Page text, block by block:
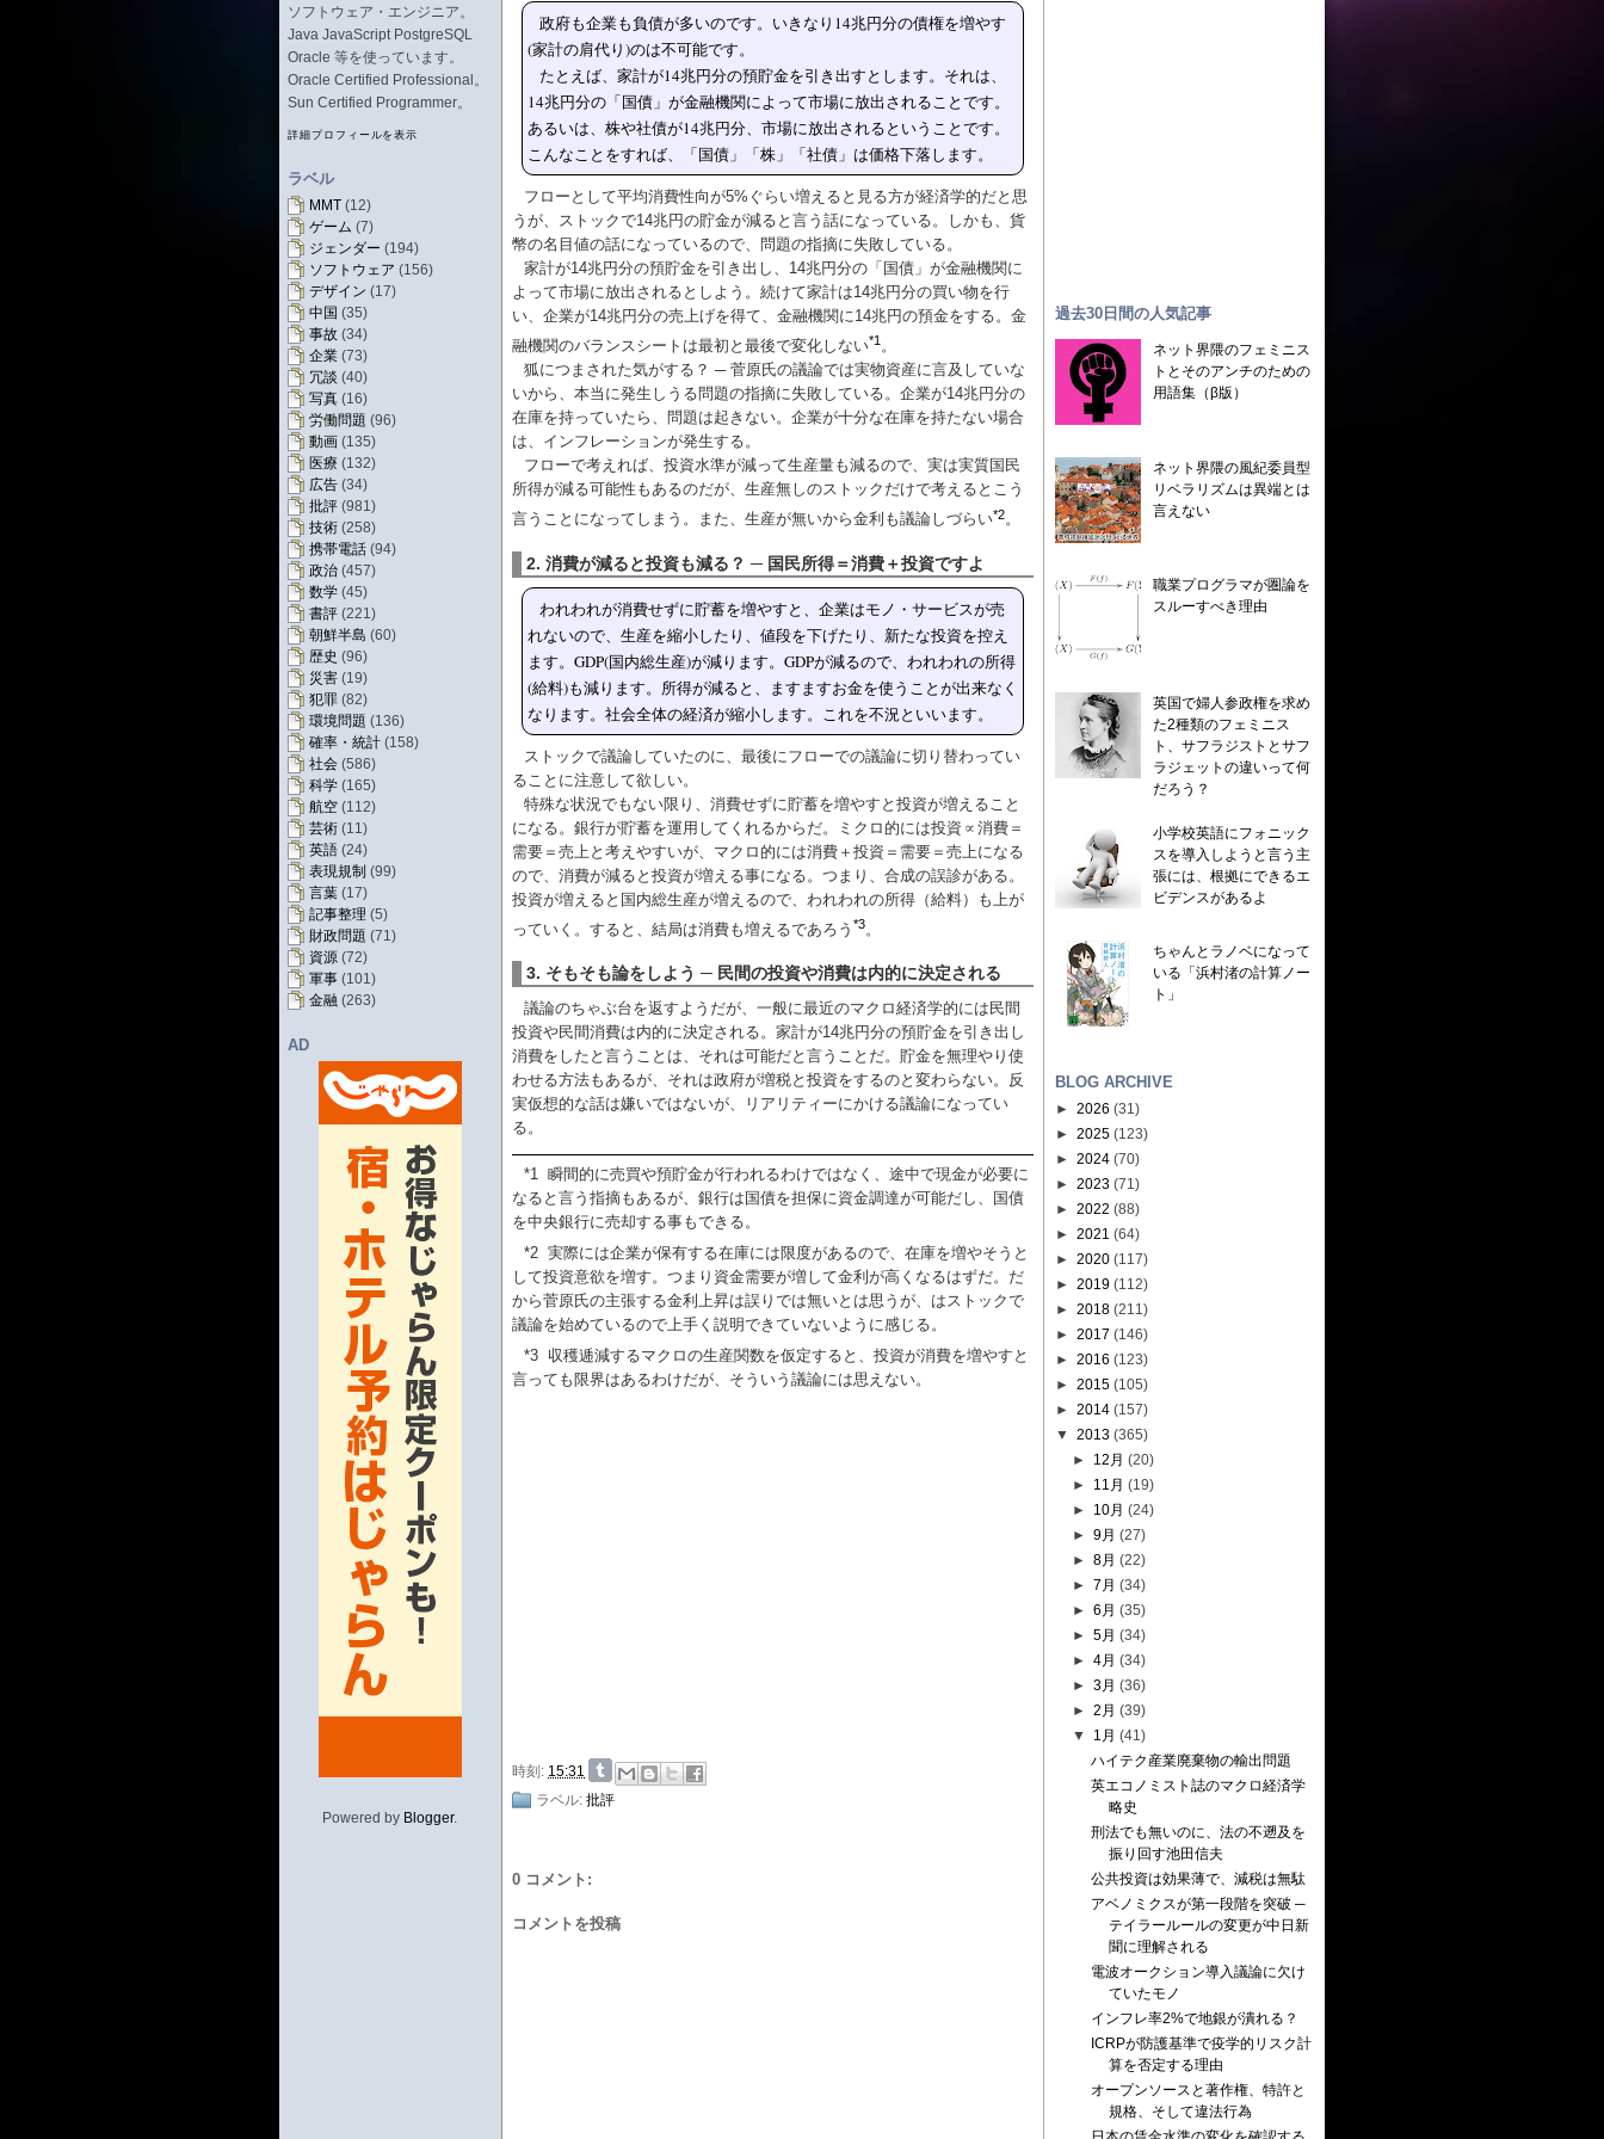
ソフトウェア・エンジニア。
Java JavaScript PostgreSQL
Oracle 等を使っています。
Oracle Certified Professional。
Sun Certified Programmer。
詳細プロフィールを表示
ラベル
MMT (12)
ゲーム (7)
ジェンダー (194)
ソフトウェア (156)
デザイン (17)
中国 (35)
事故 (34)
企業 (73)
冗談 (40)
写真 (16)
労働問題 (96)
動画 (135)
医療 (132)
広告 (34)
批評 (981)
技術 (258)
携帯電話 (94)
政治 (457)
数学 (45)
書評 (221)
朝鮮半島 (60)
歴史 (96)
災害 (19)
犯罪 (82)
環境問題 (136)
確率・統計 (158)
社会 (586)
科学 (165)
航空 (112)
芸術 (11)
英語 (24)
表現規制 (99)
言葉 (17)
記事整理 (5)
財政問題 (71)
資源 (72)
軍事 (101)
金融 (263)
AD
Powered by Blogger.
政府も企業も負債が多いのです。いきなり14兆円分の債権を増やす
(家計の肩代り)のは不可能です。
たとえば、家計が14兆円分の預貯金を引き出すとします。それは、
14兆円分の「国債」が金融機関によって市場に放出されることです。
あるいは、株や社債が14兆円分、市場に放出されるということです。
こんなことをすれば、「国債」「株」「社債」は価格下落します。
フローとして平均消費性向が5%ぐらい増えると見る方が経済学的だと思
うが、ストックで14兆円の貯金が減ると言う話になっている。しかも、貨
幣の名目値の話になっているので、問題の指摘に失敗している。
家計が14兆円分の預貯金を引き出し、14兆円分の「国債」が金融機関に
よって市場に放出されるとしよう。続けて家計は14兆円分の買い物を行
い、企業が14兆円分の売上げを得て、金融機関に14兆円の預金をする。金
融機関のバランスシートは最初と最後で変化しない*1 。
狐につまされた気がする？ ─ 菅原氏の議論では実物資産に言及していな
いから、本当に発生しうる問題の指摘に失敗している。企業が14兆円分の
在庫を持っていたら、問題は起きない。企業が十分な在庫を持たない場合
は、インフレーションが発生する。
フローで考えれば、投資水準が減って生産量も減るので、実は実質国民
所得が減る可能性もあるのだが、生産無しのストックだけで考えるとこう
言うことになってしまう。また、生産が無いから金利も議論しづらい*2。
2. 消費が減ると投資も減る？ ─ 国民所得＝消費＋投資ですよ
われわれが消費せずに貯蓄を増やすと、企業はモノ・サービスが売
れないので、生産を縮小したり、値段を下げたり、新たな投資を控え
ます。GDP(国内総生産)が減ります。GDPが減るので、われわれの所得
(給料)も減ります。所得が減ると、ますますお金を使うことが出来なく
なります。社会全体の経済が縮小します。これを不況といいます。
ストックで議論していたのに、最後にフローでの議論に切り替わってい
ることに注意して欲しい。
特殊な状況でもない限り、消費せずに貯蓄を増やすと投資が増えること
になる。銀行が貯蓄を運用してくれるからだ。ミクロ的には投資∝消費＝
需要＝売上と考えやすいが、マクロ的には消費＋投資＝需要＝売上になる
ので、消費が減ると投資が増える事になる。つまり、合成の誤診がある。
投資が増えると国内総生産が増えるので、われわれの所得（給料）も上が
っていく。すると、結局は消費も増えるであろう *3。
3. そもそも論をしよう ─ 民間の投資や消費は内的に決定される
議論のちゃぶ台を返すようだが、一般に最近のマクロ経済学的には民間
投資や民間消費は内的に決定される。家計が14兆円分の預貯金を引き出し
消費をしたと言うことは、それは可能だと言うことだ。貯金を無理やり使
わせる方法もあるが、それは政府が増税と投資をするのと変わらない。反
実仮想的な話は嫌いではないが、リアリティーにかける議論になってい
る。
*1
瞬間的に売買や預貯金が行われるわけではなく、途中で現金が必要に
なると言う指摘もあるが、銀行は国債を担保に資金調達が可能だし、国債
を中央銀行に売却する事もできる。
*2 実際には企業が保有する在庫には限度があるので、在庫を増やそうと
して投資意欲を増す。つまり資金需要が増して金利が高くなるはずだ。だ
から菅原氏の主張する金利上昇は誤りでは無いとは思うが、はストックで
議論を始めているので上手く説明できていないように感じる。
*3
収穫逓減するマクロの生産関数を仮定すると、投資が消費を増やすと
言っても限界はあるわけだが、そういう議論には思えない。
時刻: 15:31
ラベル: 批評
0 コメント:
コメントを投稿
過去30日間の人気記事
ネット界隈のフェミニス
トとそのアンチのための
用語集（β版）
ネット界隈の風紀委員型
リベラリズムは異端とは
言えない
職業プログラマが圏論を
スルーすべき理由
英国で婦人参政権を求め
た2種類のフェミニス
ト、サフラジストとサフ
ラジェットの違いって何
だろう？
小学校英語にフォニック
スを導入しようと言う主
張には、根拠にできるエ
ビデンスがあるよ
ちゃんとラノベになって
いる「浜村渚の計算ノー
ト」
BLOG ARCHIVE
► 2026 (31)
► 2025 (123)
► 2024 (70)
► 2023 (71)
► 2022 (88)
► 2021 (64)
► 2020 (117)
► 2019 (112)
► 2018 (211)
► 2017 (146)
► 2016 (123)
► 2015 (105)
► 2014 (157)
▼ 2013 (365)
► 12月 (20)
► 11月 (19)
► 10月 (24)
►9月 (27)
►8月 (22)
►7月 (34)
►6月 (35)
►5月 (34)
►4月 (34)
►3月 (36)
►2月 (39)
▼
1月 (41)
ハイテク産業廃棄物の輸出問題
英エコノミスト誌のマクロ経済学
略史
刑法でも無いのに、法の不遡及を
振り回す池田信夫
公共投資は効果薄で、減税は無駄
アベノミクスが第一段階を突破 ─
テイラールールの変更が中日新
聞に理解される
電波オークション導入議論に欠け
ていたモノ
インフレ率2%で地銀が潰れる？
ICRPが防護基準で疫学的リスク計
算を否定する理由
オープンソースと著作権、特許と
規格、そして違法行為